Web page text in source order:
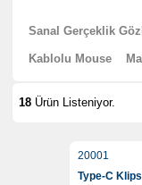
Sanal Gerçeklik
Kablolu Mouse
18Ürün Listeniyor.
20001